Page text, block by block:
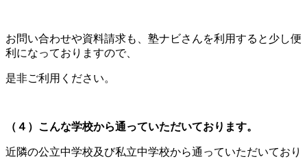
お問い合わせや資料請求も、塾ナビさんを利用すると少し便
利になっておりますので、
是非ご利用ください。
（４）こんな学校から通っていただいております。
近隣の公立中学校及び私立中学校から通っていただいており